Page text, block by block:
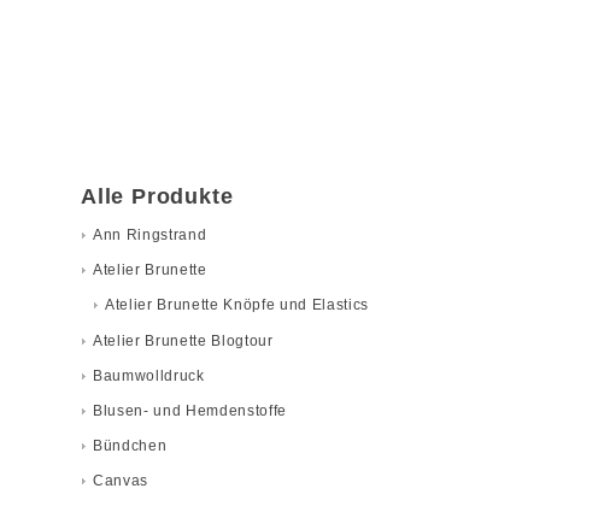
Alle Produkte
Ann Ringstrand
Atelier Brunette
Atelier Brunette Knöpfe und Elastics
Atelier Brunette Blogtour
Baumwolldruck
Blusen- und Hemdenstoffe
Bündchen
Canvas